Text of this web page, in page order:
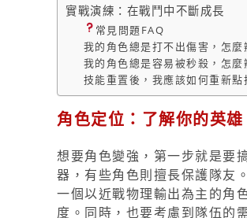
實戰演練：在戰鬥中不斷成長
常見問題FAQ
我的角色總是打不出傷害，怎麼
我的角色總是容易被秒殺，怎麼
技能重置後，我應該如何重新點
角色定位：了解你的英
想要角色變強，第一步就是要
器，有些角色則擅長保護隊友
一個以近戰物理輸出為主的角
度。同時，也要考慮到隊伍的